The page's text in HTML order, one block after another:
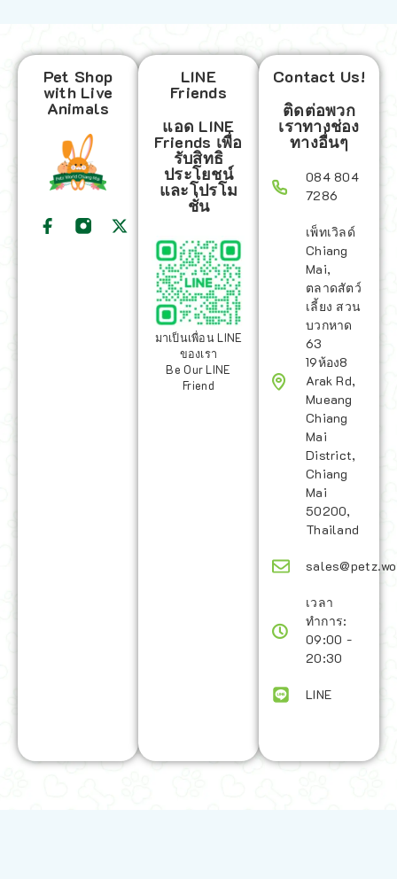
Pet Shop
with Live
Animals
LINE
Friends
แอด LINE
Friends เพื่อ
รับสิทธิ
ประโยชน์
และโปรโม
ชั่น
มาเป็นเพื่อน LINE
ของเรา
Be Our LINE
Friend
Contact Us!
ติดต่อพวก
เราทางช่อง
ทางอื่นๆ
084 804
7286
เพ็ทเวิลด์
Chiang
Mai,
ตลาดสัตว์
เลี้ยง สวน
บวกหาด
63
19ห้อง8
Arak Rd,
Mueang
Chiang
Mai
District,
Chiang
Mai
50200,
Thailand
เวลา
ทำการ:
09:00 -
20:30
LINE